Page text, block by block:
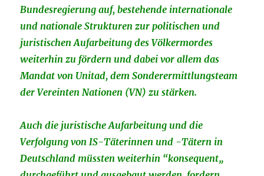
Bundesregierung auf, bestehende internationale
und nationale Strukturen zur politischen und
juristischen Aufarbeitung des Völkermordes
weiterhin zu fördern und dabei vor allem das
Mandat von Unitad, dem Sonderermittlungsteam
der Vereinten Nationen (VN) zu stärken.
Auch die juristische Aufarbeitung und die
Verfolgung von IS-Täterinnen und -Tätern in
Deutschland müssten weiterhin “konsequent„